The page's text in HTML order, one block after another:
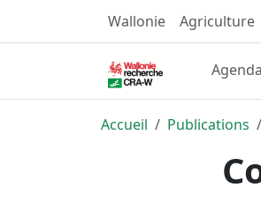
Wallonie Agriculture
Agenda
Accueil Publications